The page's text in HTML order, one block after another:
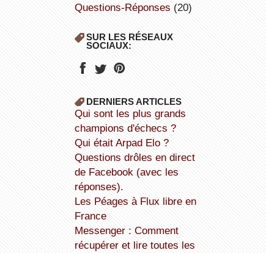
Questions-Réponses (20)
SUR LES RÉSEAUX
SOCIAUX:
DERNIERS ARTICLES
Qui sont les plus grands
champions d'échecs ?
Qui était Arpad Elo ?
Questions drôles en direct
de Facebook (avec les
réponses).
Les Péages à Flux libre en
France
Messenger : Comment
récupérer et lire toutes les